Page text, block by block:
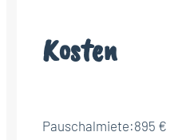
Kosten
Pauschalmiete:895 €